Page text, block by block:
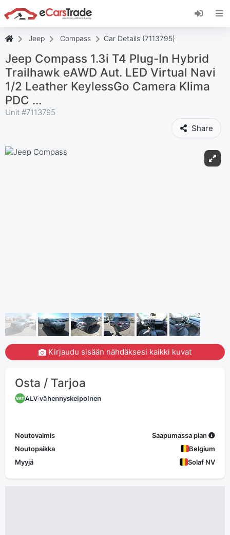
Asenna eCarsTrade-verkkosovellus, lisää se
aloitusnäyttöön ja vastaanota päivitykset
Jeep Compass Car Details (7113795)
Jeep Compass 1.3i T4 Plug-In Hybrid
Trailhawk eAWD Aut. LED Virtual Navi
1/2 Leather KeylessGo Camera Klima
PDC ...
Unit #7113795
Share
Kirjaudu sisään nähdäksesi kaikki kuvat
Osta / Tarjoa
ALV-vähennyskelpoinen
Noutovalmis
Saapumassa pian
Noutopaikka
Belgium
Myyjä
Solaf NV